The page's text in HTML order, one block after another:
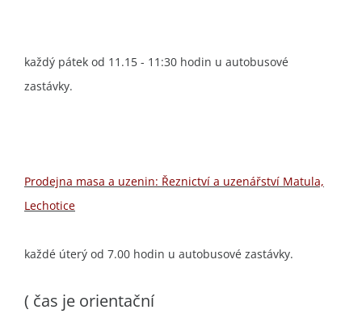
každý pátek od 11.15 - 11:30 hodin u autobusové
zastávky.
Prodejna masa a uzenin: Řeznictví a uzenářství Matula,
Lechotice
každé úterý od 7.00 hodin u autobusové zastávky.
( čas je orientační